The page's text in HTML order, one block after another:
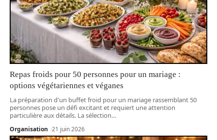
Repas froids pour 50 personnes pour un mariage :
options végétariennes et véganes
La préparation d'un buffet froid pour un mariage rassemblant 50
personnes pose un défi excitant et requiert une attention
particulière aux détails. La sélection…
Organisation 21 juin 2026